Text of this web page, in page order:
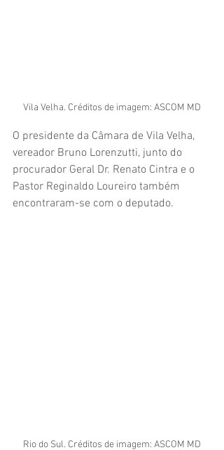
Vila Velha. Créditos de imagem: ASCOM MD
O presidente da Câmara de Vila Velha,
vereador Bruno Lorenzutti, junto do
procurador Geral Dr. Renato Cintra e o
Pastor Reginaldo Loureiro também
encontraram-se com o deputado.
Rio do Sul. Créditos de imagem: ASCOM MD